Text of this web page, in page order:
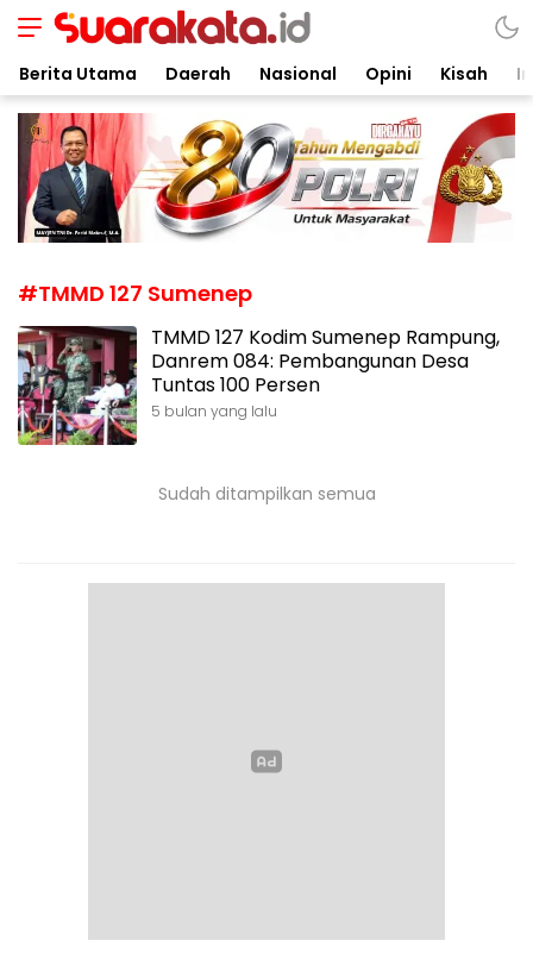
Suarakata.id
Kata Bicara Suara Bergerak
Berita Utama Daerah Nasional Opini Kisah
#TMMD 127 Sumenep
TMMD 127 Kodim Sumenep Rampung,
Danrem 084: Pembangunan Desa
Tuntas 100 Persen
5 bulan yang lalu
Sudah ditampilkan semua